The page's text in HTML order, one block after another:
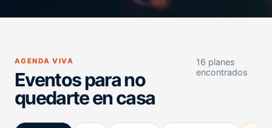
AGENDA VIVA
Eventos para no
quedarte en casa
16 planes
encontrados